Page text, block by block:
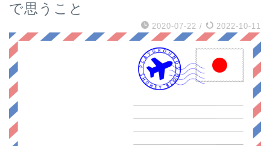
で思うこと
2020-07-22 / 2022-10-11